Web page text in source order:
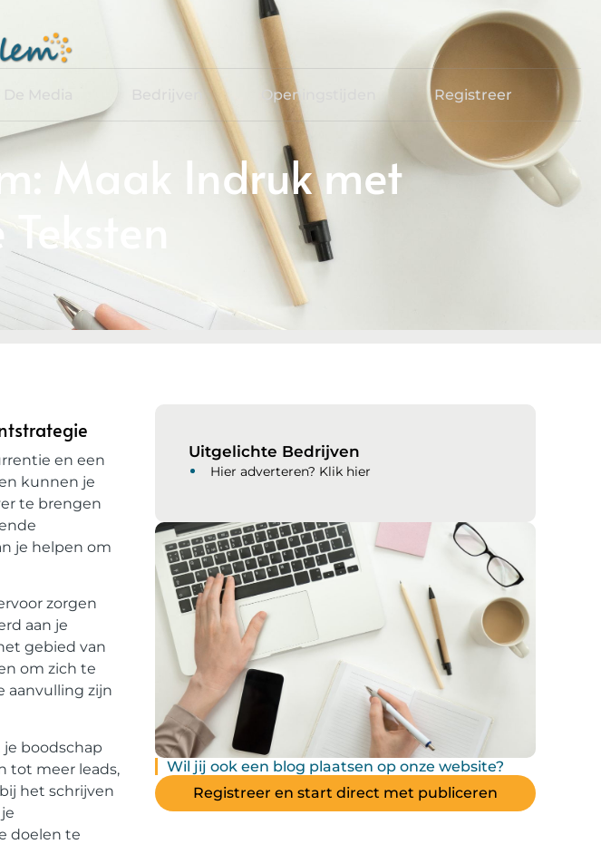
Media Openingstijden Registreer
Maak Indruk met
en een
kunnen je
te brengen
je helpen om
zorgen
aan je
gebied van
om zich te
aanvulling zijn
boodschap
tot meer leads,
het schrijven
doelen te
Uitgelichte Bedrijven
Hier adverteren? Klik hier
Wil jij ook een blog plaatsen op onze website?
Registreer en start direct met publiceren